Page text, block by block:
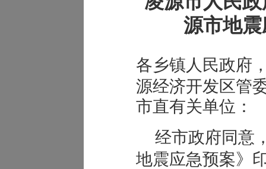
源市地
各乡镇人民政府
源经济开发区管
市直有关单位：
经市政府同意
地震应急预案》